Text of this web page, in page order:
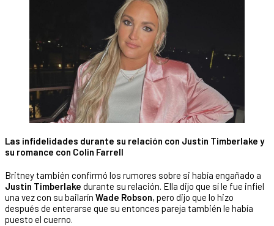
Las infidelidades durante su relación con Justin Timberlake y
su romance con Colin Farrell
Britney también confirmó los rumores sobre si había engañado a
Justin Timberlake durante su relación. Ella dijo que sí le fue infiel
una vez con su bailarín Wade Robson, pero dijo que lo hizo
después de enterarse que su entonces pareja también le había
puesto el cuerno.